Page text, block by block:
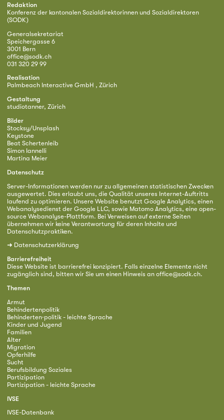
Redaktion
Konferenz der kantonalen Sozialdirektorinnen und Sozialdirektoren
(SODK)
Generalsekretariat
Speichergasse 6
3001 Bern
office@sodk.ch
031 320 29 99
Realisation
Palmbeach Interactive GmbH , Zürich
Gestaltung
studiotanner, Zürich
Bilder
Stocksy/Unsplash
Keystone
Beat Schertenleib
Simon Iannelli
Martina Meier
Datenschutz
Server-Informationen werden nur zu allgemeinen statistischen Zwecken
ausgewertet. Dies erlaubt uns, die Qualität unseres Internet-Auftritts
laufend zu optimieren. Unsere Website benutzt Google Analytics, einen
Webanalysedienst der Google LLC, sowie Matomo Analytics, eine open-
source Webanalyse-Plattform. Bei Verweisen auf externe Seiten
übernehmen wir keine Verantwortung für deren Inhalte und
Datenschutzpraktiken.
➜ Datenschutzerklärung
Barrierefreiheit
Diese Website ist barrierefrei konzipiert. Falls einzelne Elemente nicht
zugänglich sind, bitten wir Sie um einen Hinweis an office@sodk.ch.
Themen
Armut
Behindertenpolitik
Behinderten·politik - leichte Sprache
Kinder und Jugend
Familien
Alter
Migration
Opferhilfe
Sucht
Berufsbildung Soziales
Partizipation
Partizipation - leichte Sprache
IVSE
IVSE-Datenbank